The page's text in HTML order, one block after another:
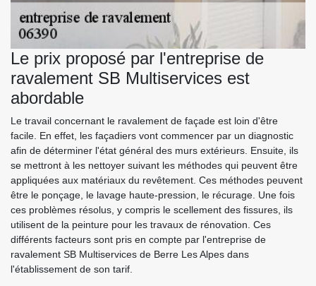
Le prix proposé par l'entreprise de
ravalement SB Multiservices est
abordable
Le travail concernant le ravalement de façade est loin d'être
facile. En effet, les façadiers vont commencer par un diagnostic
afin de déterminer l'état général des murs extérieurs. Ensuite, ils
se mettront à les nettoyer suivant les méthodes qui peuvent être
appliquées aux matériaux du revêtement. Ces méthodes peuvent
être le ponçage, le lavage haute-pression, le récurage. Une fois
ces problèmes résolus, y compris le scellement des fissures, ils
utilisent de la peinture pour les travaux de rénovation. Ces
différents facteurs sont pris en compte par l'entreprise de
ravalement SB Multiservices de Berre Les Alpes dans
l'établissement de son tarif.